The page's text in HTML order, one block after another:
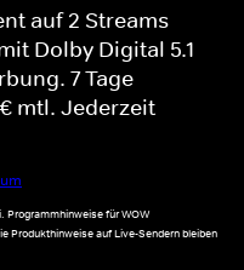
auf 2 Streams
Dolby Digital 5.1
7 Tage
mtl. Jederzeit
Programmhinweise für WOW
Produkthinweise auf Live-Sendern bleiben